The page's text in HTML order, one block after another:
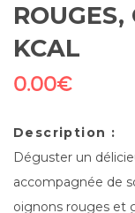
KCAL
0.00€
Description :
Déguster un
accompagnée de
oignons rouges et